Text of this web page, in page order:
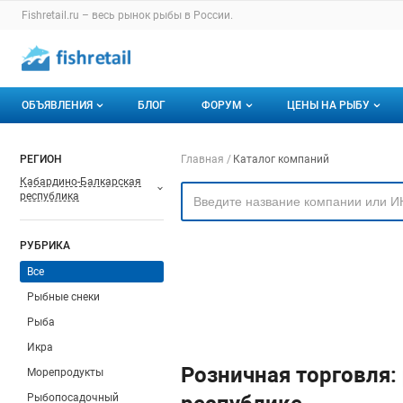
Раздел навигации по сайту fishretail.ru
Fishretail.ru – весь рынок рыбы в России.
Авторизация и меню пользователя
Навигация по разделам сайта fishretail.ru
ОБЪЯВЛЕНИЯ
Горячее предложение
Мои объявления
БЛОГ ФОРУМ
Избранные
С моим участием
ЦЕНЫ НА РЫБУ
Актуальные
Динамика цен
РЕГИОН
Кабардино-Балкарская
республика
РУБРИКА
Все
Рыбные снеки
Рыба
Икра
Морепродукты
Рыбопосадочный
Навигация по
Главная Каталог компаний
Розничная